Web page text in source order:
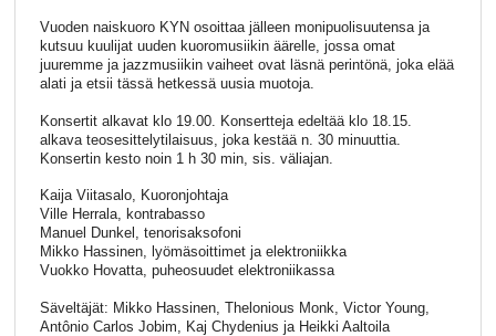
Vuoden naiskuoro KYN osoittaa jälleen monipuolisuutensa ja
kutsuu kuulijat uuden kuoromusiikin äärelle, jossa omat
juuremme ja jazzmusiikin vaiheet ovat läsnä perintönä, joka elää
alati ja etsii tässä hetkessä uusia muotoja.
Konsertit alkavat klo 19.00. Konsertteja edeltää klo 18.15.
alkava teosesittelytilaisuus, joka kestää n. 30 minuuttia.
Konsertin kesto noin 1 h 30 min, sis. väliajan.
Kaija Viitasalo, Kuoronjohtaja
Ville Herrala, kontrabasso
Manuel Dunkel, tenorisaksofoni
Mikko Hassinen, lyömäsoittimet ja elektroniikka
Vuokko Hovatta, puheosuudet elektroniikassa
Säveltäjät: Mikko Hassinen, Thelonious Monk, Victor Young,
Antônio Carlos Jobim, Kaj Chydenius ja Heikki Aaltoila